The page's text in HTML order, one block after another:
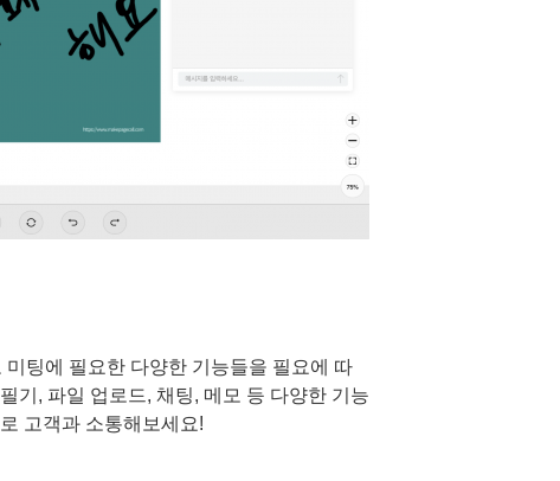
팅에 필요한 다양한 기능들을 필요에 따
기, 파일 업로드, 채팅, 메모 등 다양한 기능
고객과 소통해보세요!